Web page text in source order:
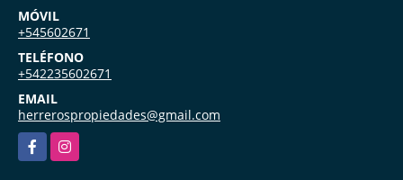
MÓVIL
+545602671
TELÉFONO
+542235602671
EMAIL
herrerospropiedades@gmail.com
FacebookInstagram